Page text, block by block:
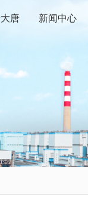
唐 新闻中心